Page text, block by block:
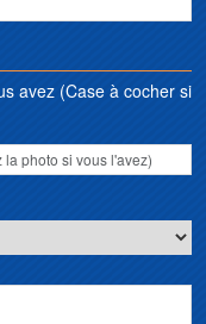
avez (Case à cocher si